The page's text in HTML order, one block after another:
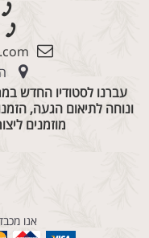
ונוחה לתיאום הגעה,
מוזמנים
אנו